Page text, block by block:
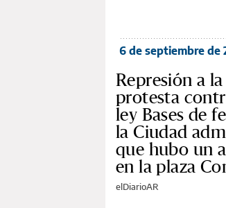
6 de septiembre de
Represión a la
protesta
ley Bases de
la Ciudad
que hubo un
en la plaza
elDiarioAR